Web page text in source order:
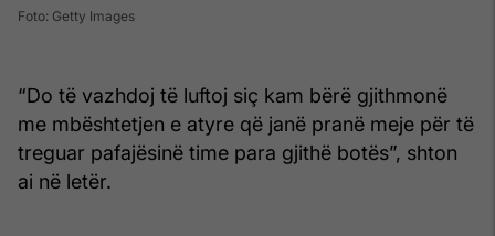
Foto: Getty Images
“Do të vazhdoj të luftoj siç kam bërë gjithmonë
me mbështetjen e atyre që janë pranë meje për të
treguar pafajësinë time para gjithë botës”, shton
ai në letër.